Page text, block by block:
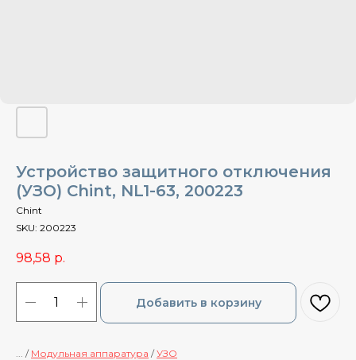
Устройство защитного отключения
(УЗО) Chint, NL1-63, 200223
Chint
SKU: 200223
98,58 р.
Добавить в корзину
... / Модульная аппаратура /УЗО